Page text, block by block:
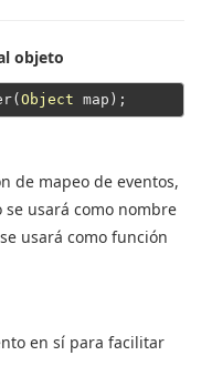
objeto
Object
de mapeo de eventos,
usará como nombre
usará como función
en sí para facilitar